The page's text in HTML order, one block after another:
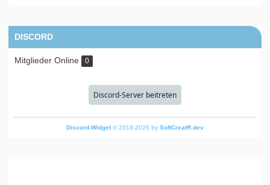
DISCORD
Mitglieder Online 0
Discord-Server beitreten
Discord-Widget© 2018-2026 by SoftCreatR.dev